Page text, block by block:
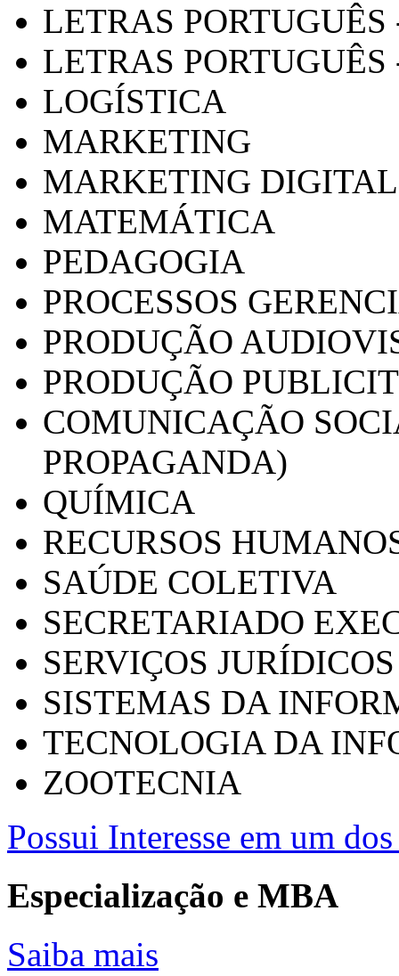
LETRAS
LETRAS PORTUGUÊS
LOGÍSTICA
MARKETING
MARKETING DIGITAL
MATEMÁTICA
PEDAGOGIA
PROCESSOS
PRODUÇÃO
PRODUÇÃO
COMUNICAÇÃO
PROPAGANDA)
QUÍMICA
RECURSOS
SAÚDE COLETIVA
SECRETARIADO
SERVIÇOS
SISTEMAS DA
TECNOLOGIA DA
ZOOTECNIA
Possui Interesse em um
Especialização e MBA
Saiba mais